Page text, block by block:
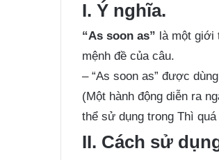
I. Ý nghĩa.
“As soon as” là một giới
mệnh đề của câu.
– “As soon as” được
(Một hành động diễn ra
thể sử dụng trong Thì
II. Cách sử